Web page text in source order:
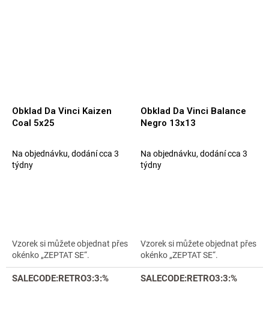
Obklad Da Vinci Kaizen
Coal 5x25
Na objednávku, dodání cca 3
týdny
Vzorek si můžete objednat přes
okénko „ZEPTAT SE“.
Obklad Da Vinci Balance
Negro 13x13
Na objednávku, dodání cca 3
týdny
Vzorek si můžete objednat přes
okénko „ZEPTAT SE“.
SALECODE:RETRO3:3:% SALECODE:RETRO3:3:%